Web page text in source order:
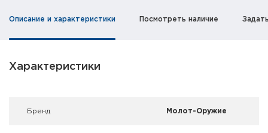
Холодная пристрелка оружия
Оружейные шкафы и сейфы
Описание и характеристики Посмотреть наличие
Характеристики
Брeнд Молот-Оружие